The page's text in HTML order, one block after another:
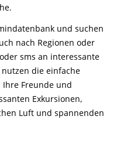
und suchen
nach Regionen oder
sms an interessante
die einfache
Freunde und
Exkursionen,
Luft und spannenden